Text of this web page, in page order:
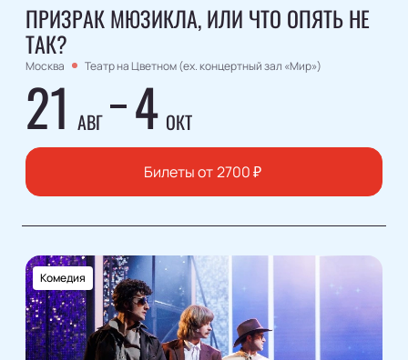
ПРИЗРАК МЮЗИКЛА, ИЛИ ЧТО ОПЯТЬ НЕ
ТАК?
Москва Театр на Цветном (ex. концертный зал «Мир»)
21 АВГ 4 ОКТ
Билеты от 2700₽
Комедия